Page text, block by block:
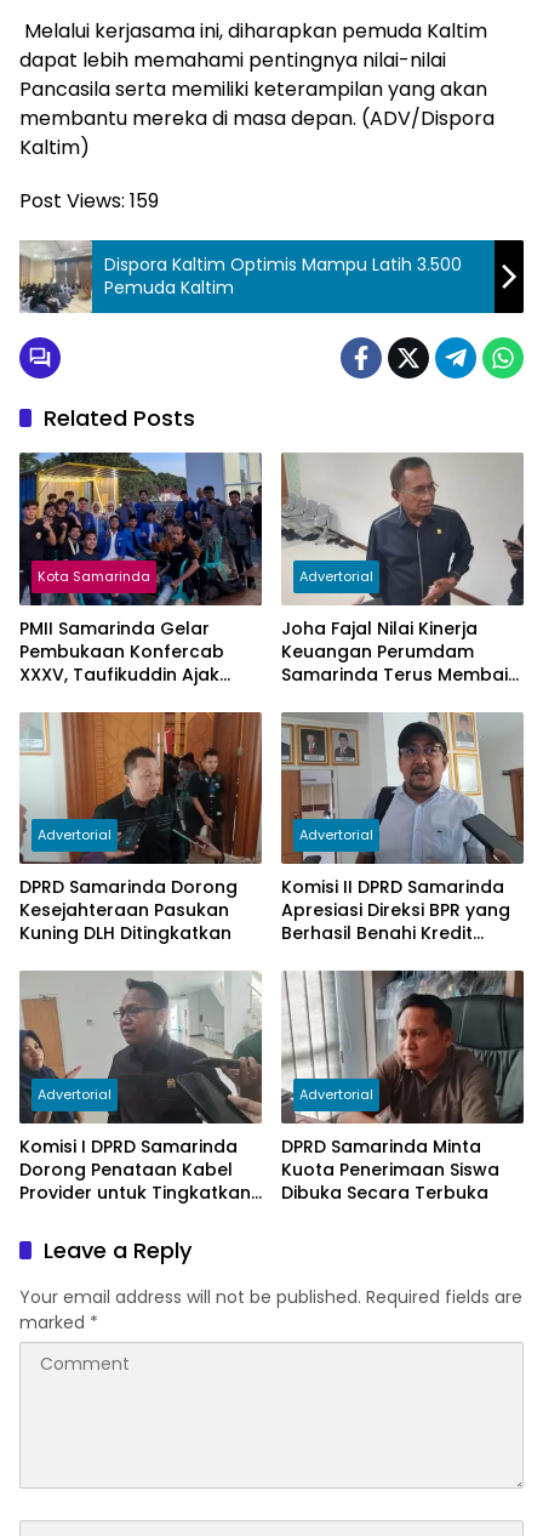
Melalui kerjasama ini, diharapkan pemuda Kaltim
dapat lebih memahami pentingnya nilai-nilai
Pancasila serta memiliki keterampilan yang akan
membantu mereka di masa depan. (ADV/Dispora
Kaltim)
Post Views: 159
Dispora Kaltim Optimis Mampu Latih 3.500
Pemuda Kaltim
Related Posts
Kota Samarinda
PMII Samarinda Gelar
Pembukaan Konfercab
XXXV, Taufikuddin Ajak
Persatuan
Advertorial
Joha Fajal Nilai Kinerja
Keuangan Perumdam
Samarinda Terus Membaik,
Subsidi Berkurang
Advertorial
DPRD Samarinda Dorong
Kesejahteraan Pasukan
Kuning DLH Ditingkatkan
Advertorial
Komisi II DPRD Samarinda
Apresiasi Direksi BPR yang
Berhasil Benahi Kredit
Advertorial
Komisi I DPRD Samarinda
Dorong Penataan Kabel
Provider untuk Tingkatkan
Advertorial
DPRD Samarinda Minta
Kuota Penerimaan Siswa
Dibuka Secara Terbuka
Leave a Reply
Your email address will not be published. Required fields are
marked *